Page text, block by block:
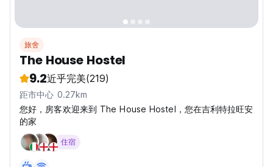
旅舍
The House Hostel
9.2近乎完美(219)
距市中心 0.27km
您好，房客欢迎来到 The House Hostel，您在吉利特拉旺安
的家
住宿